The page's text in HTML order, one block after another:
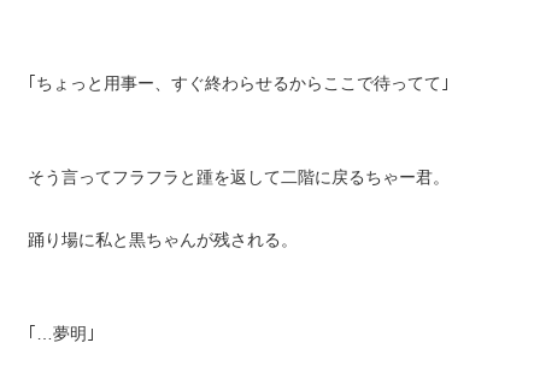
｢ちょっと用事ー、すぐ終わらせるからここで待ってて｣
そう言ってフラフラと踵を返して二階に戻るちゃー君。
踊り場に私と黒ちゃんが残される。
｢…夢明｣